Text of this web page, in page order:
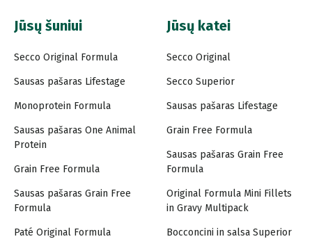
Jūsų šuniui
Secco Original Formula
Sausas pašaras Lifestage
Monoprotein Formula
Sausas pašaras One Animal
Protein
Grain Free Formula
Sausas pašaras Grain Free
Formula
Paté Original Formula
Jūsų katei
Secco Original
Secco Superior
Sausas pašaras Lifestage
Grain Free Formula
Sausas pašaras Grain Free
Formula
Original Formula Mini Fillets
in Gravy Multipack
Bocconcini in salsa Superior